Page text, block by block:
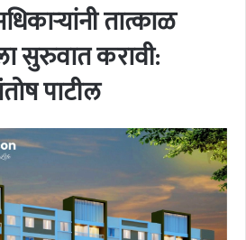
तात्काळ
सुरुवात करावी:
पाटील